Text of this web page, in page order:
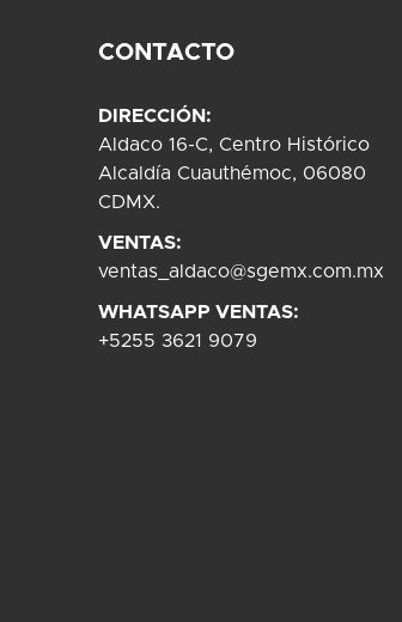
CONTACTO
DIRECCIÓN:
Aldaco 16-C, Centro Histórico
Alcaldía Cuauthémoc, 06080
CDMX.
VENTAS:
ventas_aldaco@sgemx.com.mx
WHATSAPP VENTAS:
+5255 3621 9079